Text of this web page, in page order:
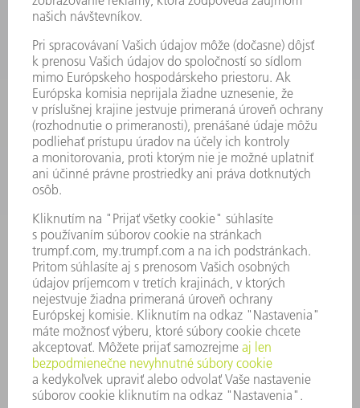
VÝKONOVÁ ELEKTRONIKA
ELEKTRICKÉ RUČNÉ NÁRADIE
SMART FACTORY
SOFTVÉR
SLUŽBY
APLIKÁCIE
ODVETVIA
PODNIK
KARIÉRA
PONUKY PRACOVNÝCH MIEST
PROFIL FIRMY
PREDSTAVENSTVO
SPRÁVA O HOSPODÁRENÍ
FIREMNÉ PRINCÍPY
ZHODA
SYSTÉM OZNAMOVANIA
SECURITY
TLAČOVÉ SPRÁVY
ČASOPISY
STABILITA
ŽIVOTNÉ PROSTREDIE & KLÍMA
SOCIÁLNE VECI & SPOLOČNOSŤ
VEDENIE PODNIKU